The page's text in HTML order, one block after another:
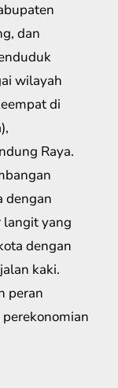
dan
wilayah
di
Raya.
dengan
langit yang
dengan
kaki.
peran